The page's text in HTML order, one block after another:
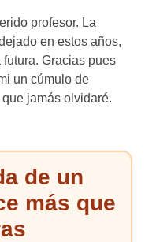
profesor. La
en estos años,
Gracias pues
un cúmulo de
jamás olvidaré.
de un
más que